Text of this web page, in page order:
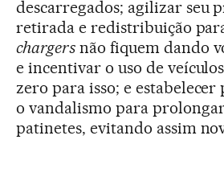
descarregados; agilizar seu
retirada e redistribuição
chargersnão fiquem dando
e incentivar o uso de
zero para isso; e
o vandalismo para
patinetes, evitando assim